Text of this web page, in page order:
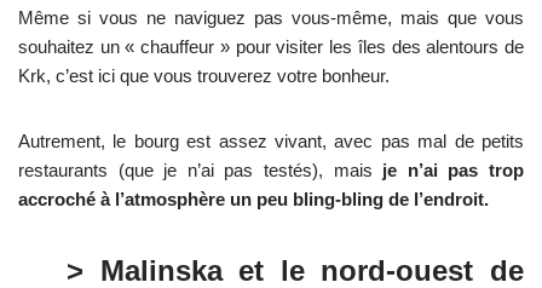
Même si vous ne naviguez pas vous-même, mais que vous
souhaitez un « chauffeur » pour visiter les îles des alentours de
Krk, c’est ici que vous trouverez votre bonheur.
Autrement, le bourg est assez vivant, avec pas mal de petits
restaurants (que je n’ai pas testés), mais je n’ai pas trop
accroché à l’atmosphère un peu bling-bling de l’endroit.
> Malinska et le nord-ouest de